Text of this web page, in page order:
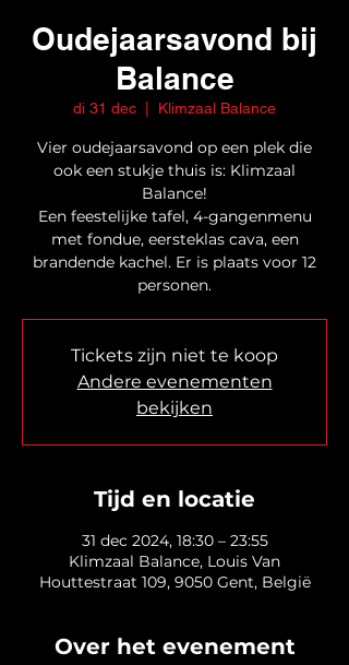
Oudejaarsavond bij
Balance
di 31 dec Klimzaal Balance
Vier oudejaarsavond op een plek die
ook een stukje thuis is: Klimzaal
Balance!
Een feestelijke tafel, 4-gangenmenu
met fondue, eersteklas cava, een
brandende kachel. Er is plaats voor 12
personen.
Tickets zijn niet te koop
Andere evenementen
bekijken
Tijd en locatie
31 dec 2024, 18:30 – 23:55
Klimzaal Balance, Louis Van
Houttestraat 109, 9050 Gent, België
Over het evenement